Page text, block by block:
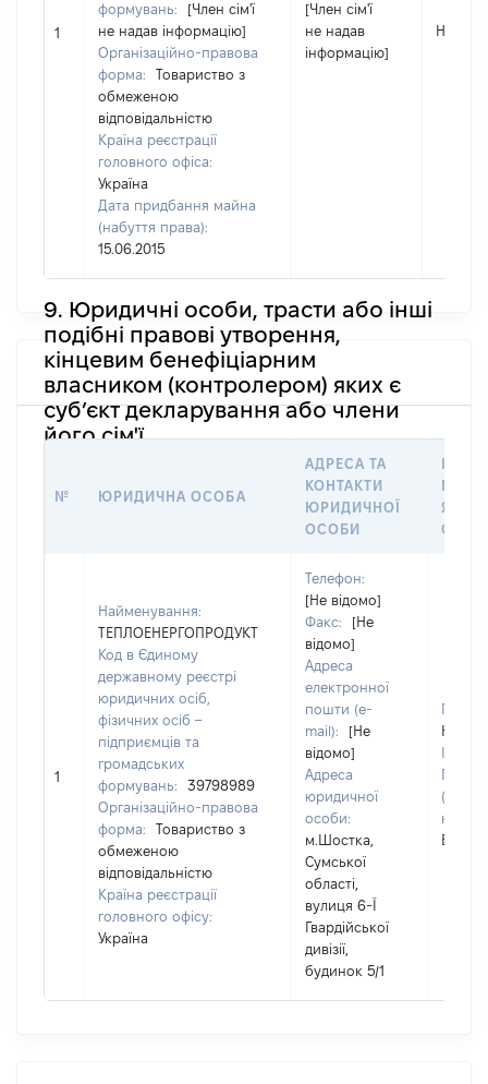
1
формувань:
[Член сім'ї
не надав інформацію]
Організаційно-правова
форма:
Товариство з
обмеженою
відповідальністю
Країна реєстрації
головного офіса:
Україна
Дата придбання майна
(набуття права):
15.06.2015
[Член сім'ї
не надав
інформацію]
Не
9. Юридичні особи, трасти або інші
подібні правові утворення,
кінцевим бенефіціарним
власником (контролером) яких є
суб’єкт декларування або члени
його сім'ї
№ ЮРИДИЧНА ОСОБА
АДРЕСА ТА
КОНТАКТИ
ЮРИДИЧНОЇ
ОСОБИ
ЯКОЇ
1
Найменування:
ТЕПЛОЕНЕРГОПРОДУКТ
Код в Єдиному
державному реєстрі
юридичних осіб,
фізичних осіб –
підприємців та
громадських
формувань:
39798989
Організаційно-правова
форма:
Товариство з
обмеженою
відповідальністю
Країна реєстрації
головного офісу:
Україна
Телефон:
[Не відомо]
Факс:
[Не
відомо]
Адреса
електронної
пошти (e-
mail):
[Не
відомо]
Адреса
юридичної
особи:
м.Шостка,
Сумської
області,
вулиця 6-Ї
Гвардійської
дивізії,
будинок 5/1
Новик
По
(за